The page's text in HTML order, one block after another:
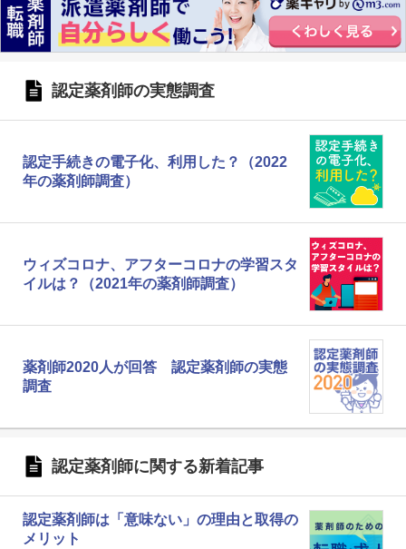
認定薬剤師の実態調査
認定手続きの電子化、利用した？（2022
年の薬剤師調査）
ウィズコロナ、アフターコロナの学習スタ
イルは？（2021年の薬剤師調査）
薬剤師2020人が回答 認定薬剤師の実態
調査
認定薬剤師に関する新着記事
認定薬剤師は「意味ない」の理由と取得の
メリット